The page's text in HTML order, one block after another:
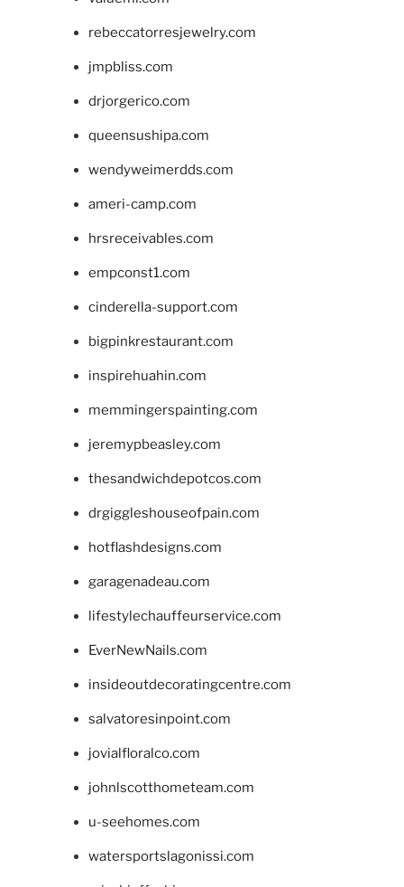
rebeccatorresjewelry.com
jmpbliss.com
drjorgerico.com
queensushipa.com
wendyweimerdds.com
ameri-camp.com
hrsreceivables.com
empconst1.com
cinderella-support.com
bigpinkrestaurant.com
inspirehuahin.com
memmingerspainting.com
jeremypbeasley.com
thesandwichdepotcos.com
drgiggleshouseofpain.com
hotflashdesigns.com
garagenadeau.com
lifestylechauffeurservice.com
EverNewNails.com
insideoutdecoratingcentre.com
salvatoresinpoint.com
jovialfloralco.com
johnlscotthometeam.com
u-seehomes.com
watersportslagonissi.com